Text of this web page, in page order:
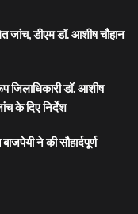
जांच, डीएम डॉ. आशीष चौहान
जिलाधिकारी डॉ. आशीष
के दिए निर्देश
ने की सौहार्दपूर्ण